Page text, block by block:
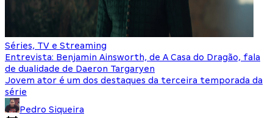
Séries, TV e Streaming
Entrevista: Benjamin Ainsworth, de A Casa do Dragão, fala
de dualidade de Daeron Targaryen
Jovem ator é um dos destaques da terceira temporada da
série
Pedro Siqueira